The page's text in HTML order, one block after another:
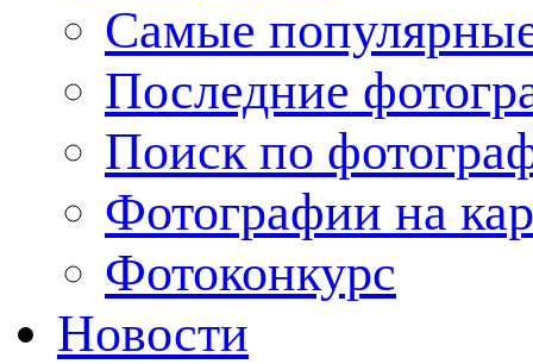
Cамые
Последние
Поиск по
Фотографии на
Фотоконкурс
Новости